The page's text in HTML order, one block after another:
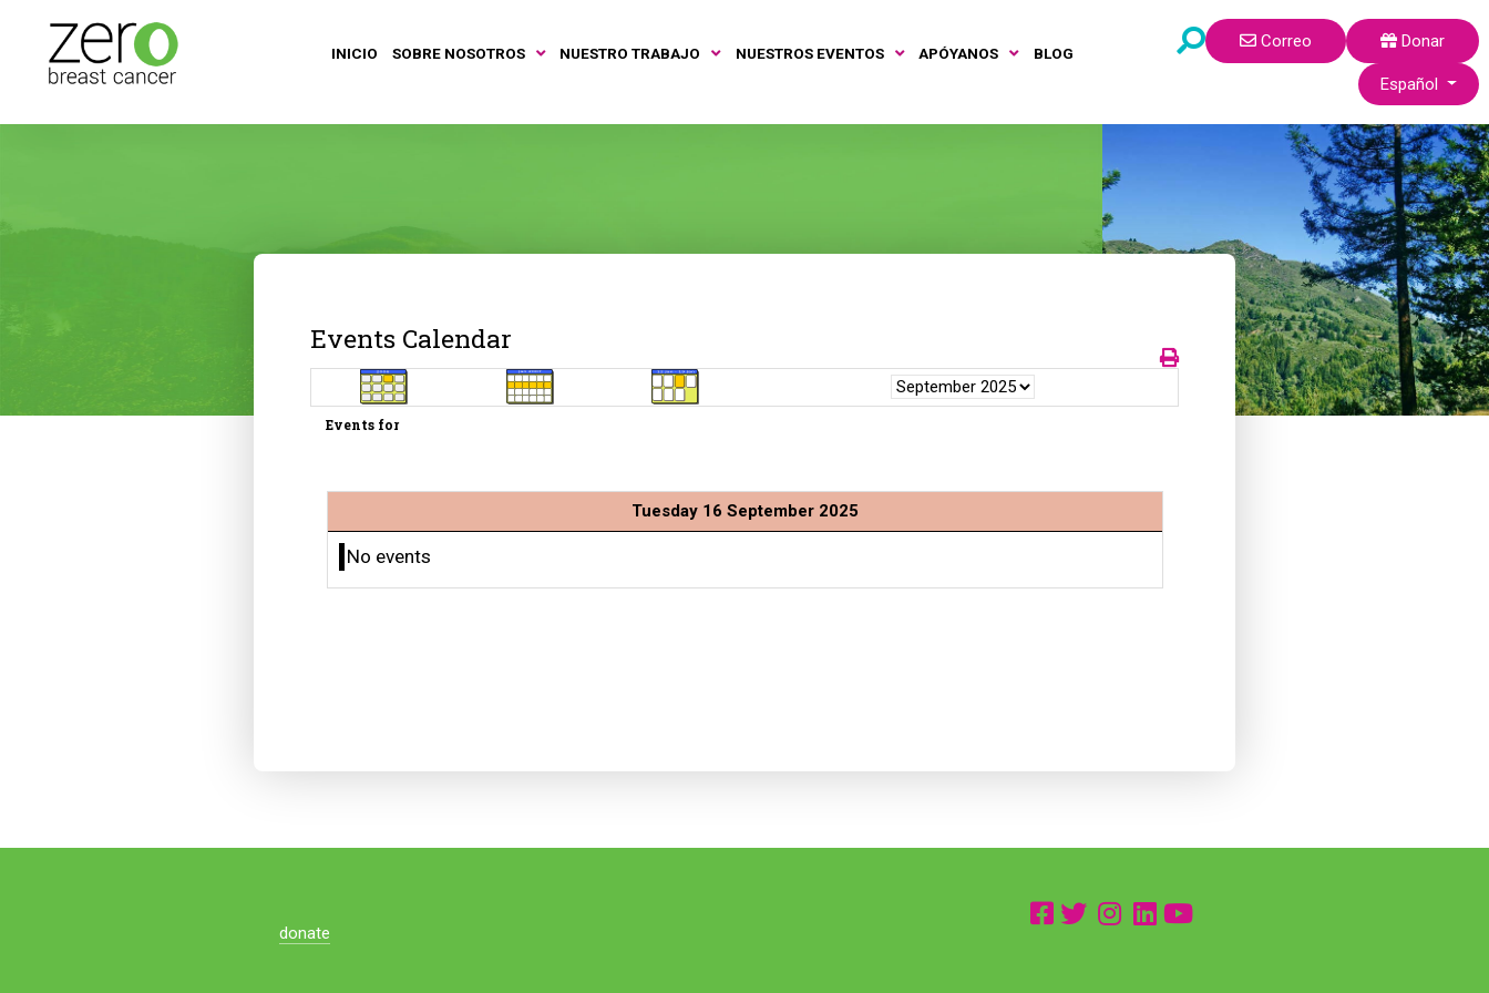
INICIO SOBRE NOSOTROS NUESTRO TRABAJO NUESTROS EVENTOS APÓYANOS BLOG
Correo
Donar
Seleccione su
Español
Events Calendar
Events for
Tuesday 16 September 2025
No events
donate